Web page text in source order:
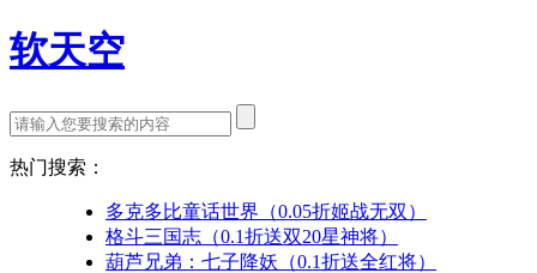
软天空
热门搜索：
多克多比童话世界（0.05折姬战无双）
格斗三国志（0.1折送双20星神将）
葫芦兄弟：七子降妖（0.1折送全红将）